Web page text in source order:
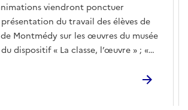
viendront ponctuer
présentation du travail des élèves de
Montmédy sur les œuvres du musée
dispositif « La classe, l’œuvre » ; «